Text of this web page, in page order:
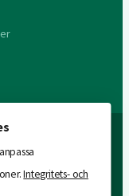
Integritets- och